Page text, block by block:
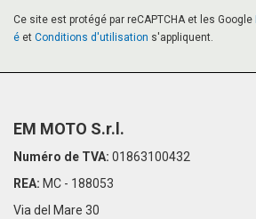
Ce site est protégé par reCAPTCHA et les Google
é et Conditions d'utilisation s'appliquent.
EM MOTO S.r.l.
Numéro de TVA: 01863100432
REA: MC - 188053
Via del Mare 30